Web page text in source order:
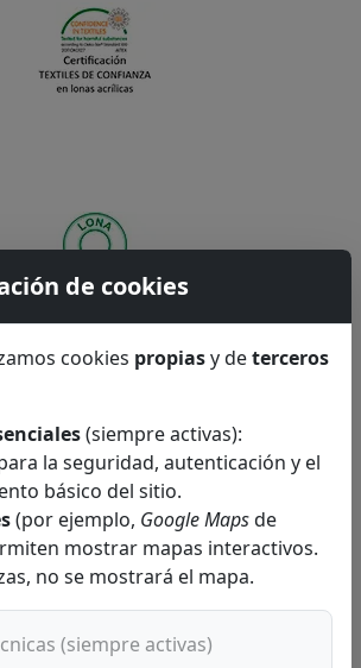
de cookies
cookies propiasy deterceros
(siempre activas):
la seguridad, autenticación y el
básico del sitio.
(por ejemplo, Google Mapsde
mostrar mapas interactivos.
no se mostrará el mapa.
(siempre activas)